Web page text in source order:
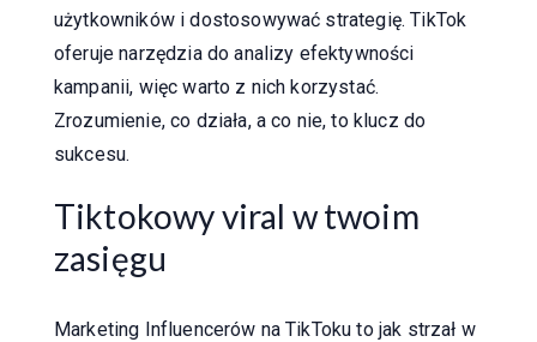
użytkowników i dostosowywać strategię. TikTok
oferuje narzędzia do analizy efektywności
kampanii, więc warto z nich korzystać.
Zrozumienie, co działa, a co nie, to klucz do
sukcesu.
Tiktokowy viral w twoim
zasięgu
Marketing Influencerów na TikToku to jak strzał w